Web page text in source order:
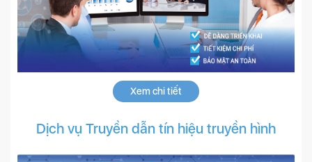
Xem chi tiết
Dịch vụ Truyền dẫn tín hiệu truyền hình